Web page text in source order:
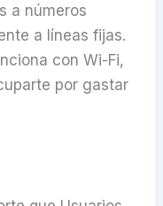
a números
a líneas fijas.
con Wi-Fi,
por gastar